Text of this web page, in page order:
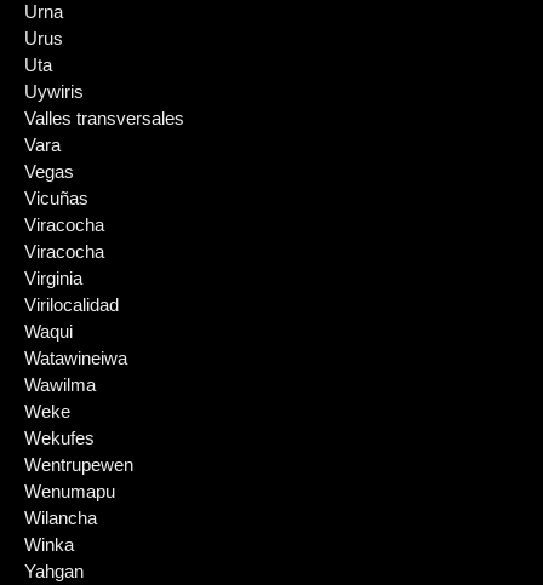
Urna
Urus
Uta
Uywiris
Valles transversales
Vara
Vegas
Vicuñas
Viracocha
Viracocha
Virginia
Virilocalidad
Waqui
Watawineiwa
Wawilma
Weke
Wekufes
Wentrupewen
Wenumapu
Wilancha
Winka
Yahgan